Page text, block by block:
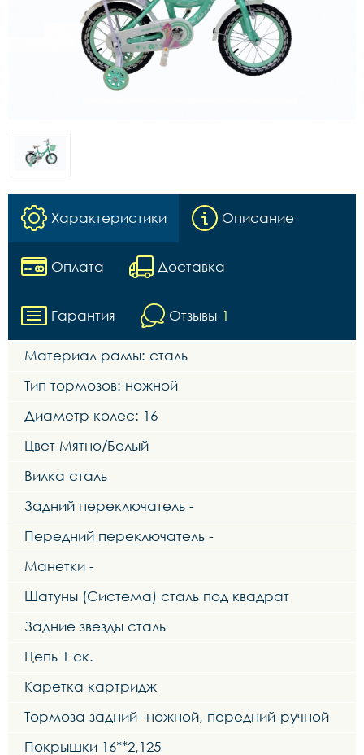
Характеристики Описание
Оплата Доставка
Гарантия Отзывы 1
Материал рамы: сталь
Тип тормозов: ножной
Диаметр колес: 16
Цвет Мятно/Белый
Вилка сталь
Задний переключатель -
Передний переключатель -
Манетки -
Шатуны (Система) сталь под квадрат
Задние звезды сталь
Цепь 1 ск.
Каретка картридж
Тормоза задний- ножной, передний-ручной
Покрышки 16**2,125